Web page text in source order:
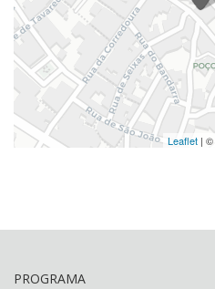
Leaflet | ©
PROGRAMA